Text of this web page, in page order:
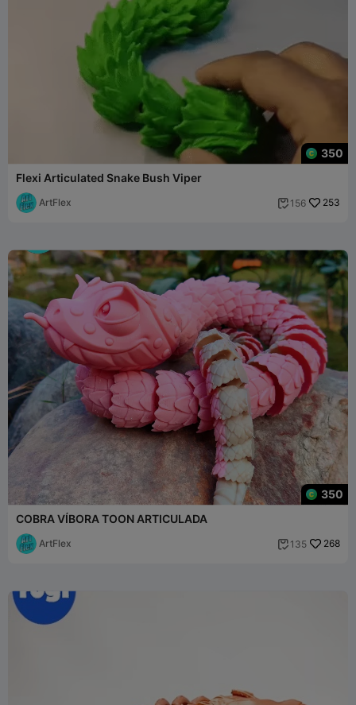
350
Flexi Articulated Snake Bush Viper
ArtFlex  156 253
350
COBRA VÍBORA TOON ARTICULADA
ArtFlex  135 268